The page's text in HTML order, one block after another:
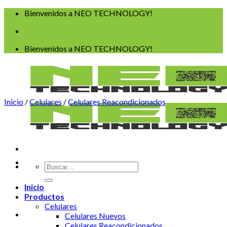
Saltar
contenido
Bienvenidos a NEO TECHNOLOGY!
Bienvenidos a NEO TECHNOLOGY!
Buscar
por:
Inicio
Productos
Celulares
Celulares Nuevos
Inicio /Celulares /Celulares Reacondicionados